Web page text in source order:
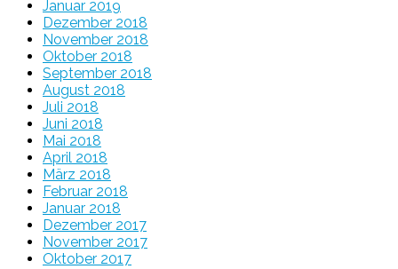
Januar 2019
Dezember 2018
November 2018
Oktober 2018
September 2018
August 2018
Juli 2018
Juni 2018
Mai 2018
April 2018
März 2018
Februar 2018
Januar 2018
Dezember 2017
November 2017
Oktober 2017